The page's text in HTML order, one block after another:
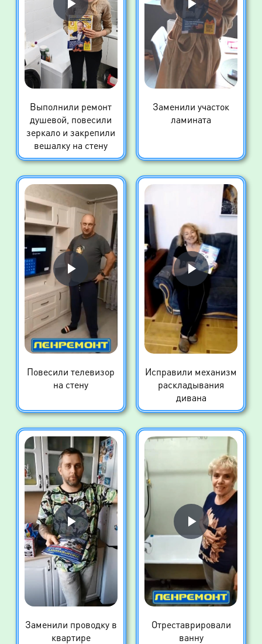
Выполнили ремонт
душевой, повесили
зеркало и закрепили
вешалку на стену
Заменили участок
ламината
Повесили телевизор
на стену
Исправили механизм
раскладывания
дивана
Заменили проводку в
квартире
Отреставрировали
ванну